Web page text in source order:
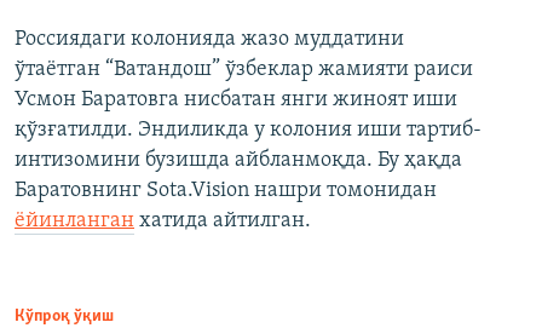
Россиядаги колонияда жазо муддатини
ўтаётган “Ватандош” ўзбеклар жамияти раиси
Усмон Баратовга нисбатан янги жиноят иши
қўзғатилди. Эндиликда у колония иши тартиб-
интизомини бузишда айбланмоқда. Бу ҳақда
Баратовнинг Sota.Vision нашри томонидан
ёйинланган хатида айтилган.
Кўпроқ ўқиш